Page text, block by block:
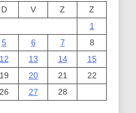
D V Z
Z
1
5 6 7
8
12 13 14
15
19 20 21
22
26 27 28